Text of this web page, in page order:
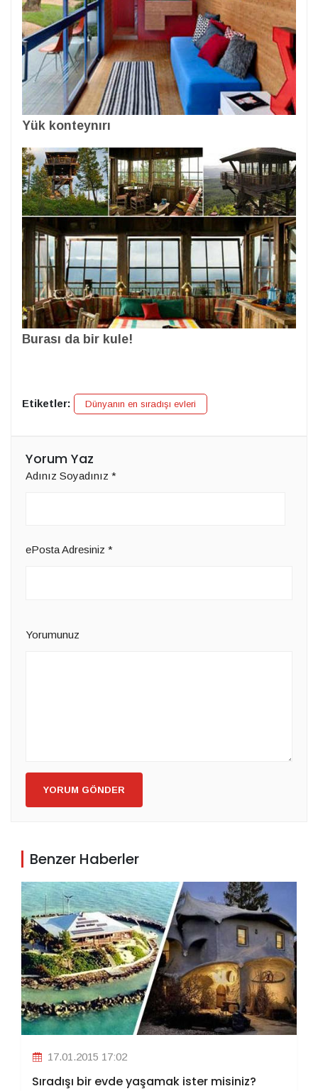
Yük konteynırı
Burası da bir kule!
Etiketler: Dünyanın en sıradışı evleri
Yorum Yaz
Adınız Soyadınız *
ePosta Adresiniz *
Yorumunuz
YORUM GÖNDER
Benzer Haberler
17.01.2015 17:02
Sıradışı bir evde yaşamak ister misiniz?